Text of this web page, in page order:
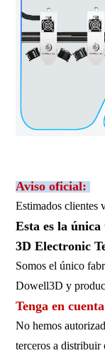
Aviso oficial:
Estimados clientes
Esta es la
3D Electronic
Somos el único
Dowell3D y
Tenga en
No hemos
terceros a distribuir